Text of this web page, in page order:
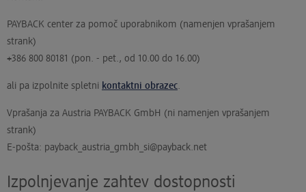
PAYBACK center za pomoč uporabnikom (namenjen vprašanjem
strank)
+386 800 80181 (pon. - pet., od 10.00 do 16.00)
ali pa izpolnite spletni kontaktni obrazec.
Vprašanja za Austria PAYBACK GmbH (ni namenjen vprašanjem
strank)
E-pošta: payback_austria_gmbh_si@payback.net
Izpolnjevanje zahtev dostopnosti